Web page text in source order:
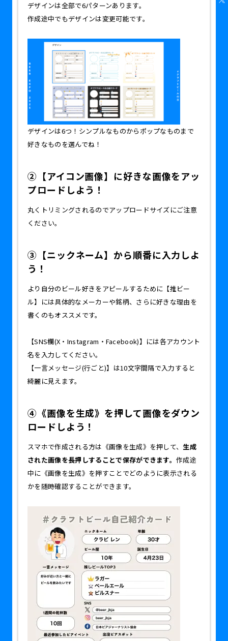
デザインは全部で6パターンあります。
作成途中でもデザインは変更可能です。
デザインは6つ！シンプルなものからポップなものまで
好きなものを選んでね！
②【アイコン画像】に好きな画像をアッ
プロードしよう！
丸くトリミングされるのでアップロードサイズにご注意
ください。
③【ニックネーム】から順番に入力しよ
う！
より自分のビール好きをアピールするために【推ビー
ル】には具体的なメーカーや銘柄、さらに好きな理由を
書くのもオススメです。
【SNS欄(X・Instagram・Facebook)】には各アカウント
名を入力してください。
【一言メッセージ(行ごと)】は10文字間隔で入力すると
綺麗に見えます。
④《画像を生成》を押して画像をダウン
ロードしよう！
スマホで作成される方は《画像を生成》を押して、 生成
された画像を長押しすることで保存ができます。作成途
中に《画像を生成》を押すことでどのように表示される
かを随時確認することができます。